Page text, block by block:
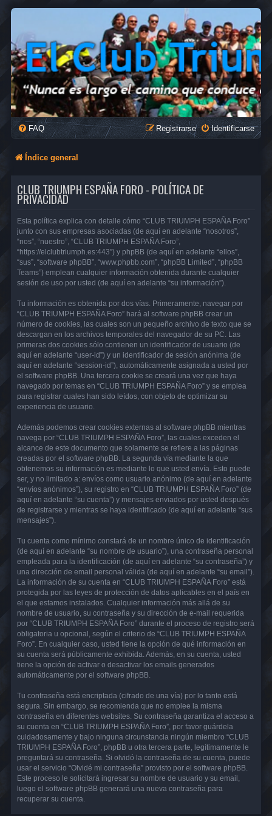
FAQ Identificarse
Registrarse
Índice general
CLUB TRIUMPH ESPAÑA FORO - POLÍTICA DE
PRIVACIDAD
Esta política explica con detalle cómo “CLUB TRIUMPH ESPAÑA Foro”
junto con sus empresas asociadas (de aquí en adelante “nosotros”,
“nos”, “nuestro”, “CLUB TRIUMPH ESPAÑA Foro”,
“https://elclubtriumph.es:443”) y phpBB (de aquí en adelante “ellos”,
“sus”, “software phpBB”, “www.phpbb.com”, “phpBB Limited”, “phpBB
Teams”) emplean cualquier información obtenida durante cualquier
sesión de uso por usted (de aquí en adelante “su información”).
Tu información es obtenida por dos vías. Primeramente, navegar por
“CLUB TRIUMPH ESPAÑA Foro” hará al software phpBB crear un
número de cookies, las cuales son un pequeño archivo de texto que se
descargan en los archivos temporales del navegador de su PC. Las
primeras dos cookies sólo contienen un identificador de usuario (de
aquí en adelante “user-id”) y un identificador de sesión anónima (de
aquí en adelante “session-id”), automáticamente asignada a usted por
el software phpBB. Una tercera cookie se creará una vez que haya
navegado por temas en “CLUB TRIUMPH ESPAÑA Foro” y se emplea
para registrar cuales han sido leídos, con objeto de optimizar su
experiencia de usuario.
Además podemos crear cookies externas al software phpBB mientras
navega por “CLUB TRIUMPH ESPAÑA Foro”, las cuales exceden el
alcance de este documento que solamente se refiere a las páginas
creadas por el software phpBB. La segunda vía mediante la que
obtenemos su información es mediante lo que usted envía. Esto puede
ser, y no limitado a: envíos como usuario anónimo (de aquí en adelante
“envíos anónimos”), su registro en “CLUB TRIUMPH ESPAÑA Foro” (de
aquí en adelante “su cuenta”) y mensajes enviados por usted después
de registrarse y mientras se haya identificado (de aquí en adelante “sus
mensajes”).
Tu cuenta como mínimo constará de un nombre único de identificación
(de aquí en adelante “su nombre de usuario”), una contraseña personal
empleada para la identificación (de aquí en adelante “su contraseña”) y
una dirección de email personal válida (de aquí en adelante “su email”).
La información de su cuenta en “CLUB TRIUMPH ESPAÑA Foro” está
protegida por las leyes de protección de datos aplicables en el país en
el que estamos instalados. Cualquier información más allá de su
nombre de usuario, su contraseña y su dirección de e-mail requerida
por “CLUB TRIUMPH ESPAÑA Foro” durante el proceso de registro será
obligatoria u opcional, según el criterio de “CLUB TRIUMPH ESPAÑA
Foro”. En cualquier caso, usted tiene la opción de qué información en
su cuenta será públicamente exhibida. Además, en su cuenta, usted
tiene la opción de activar o desactivar los emails generados
automáticamente por el software phpBB.
Tu contraseña está encriptada (cifrado de una vía) por lo tanto está
segura. Sin embargo, se recomienda que no emplee la misma
contraseña en diferentes websites. Su contraseña garantiza el acceso a
su cuenta en “CLUB TRIUMPH ESPAÑA Foro”, por favor guárdela
cuidadosamente y bajo ninguna circunstancia ningún miembro “CLUB
TRIUMPH ESPAÑA Foro”, phpBB u otra tercera parte, legítimamente le
preguntará su contraseña. Si olvidó la contraseña de su cuenta, puede
usar el servicio “Olvidé mi contraseña” provisto por el software phpBB.
Este proceso le solicitará ingresar su nombre de usuario y su email,
luego el software phpBB generará una nueva contraseña para
recuperar su cuenta.